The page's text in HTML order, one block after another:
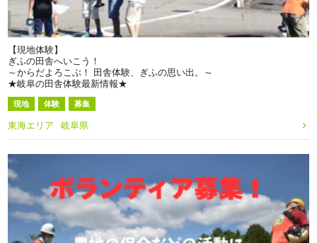
【現地体験】
ぎふの田舎へいこう！
～からだよろこぶ！ 田舎体験、ぎふの思い出。～
★岐阜の田舎体験最新情報★
現地 体験 募集
東海エリア 岐阜県